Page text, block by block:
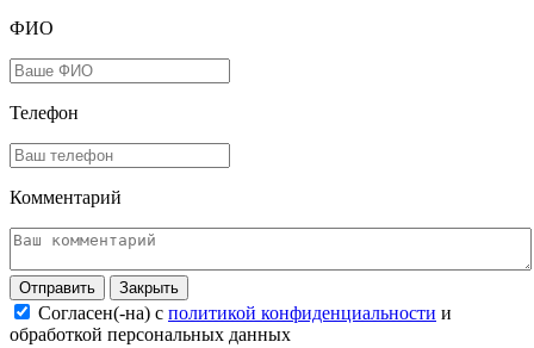
ФИО
Телефон
Комментарий
Закрыть
Согласен(-на) c политикой конфиденциальности и
обработкой персональных данных